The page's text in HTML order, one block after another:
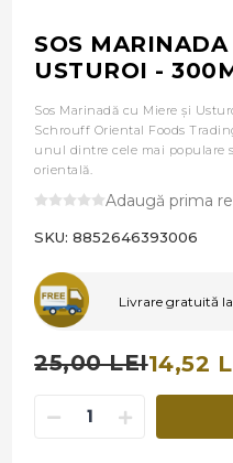
SOS
USTUROI -
Sos Marinadă cu Miere și
Schrouff Oriental Foods
unul dintre cele mai populare
orientală.
Adaugă prima
SKU: 8852646393006
Livrare gratuită la
25,00 LEI14,52